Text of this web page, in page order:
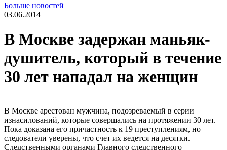
Больше новостей
03.06.2014
В Москве задержан маньяк-
душитель, который в течение
30 лет нападал на женщин
В Москве арестован мужчина, подозреваемый в серии
изнасилований, которые совершались на протяжении 30 лет.
Пока доказана его причастность к 19 преступлениям, но
следователи уверены, что счет их ведется на десятки.
Следственными органами Главного следственного